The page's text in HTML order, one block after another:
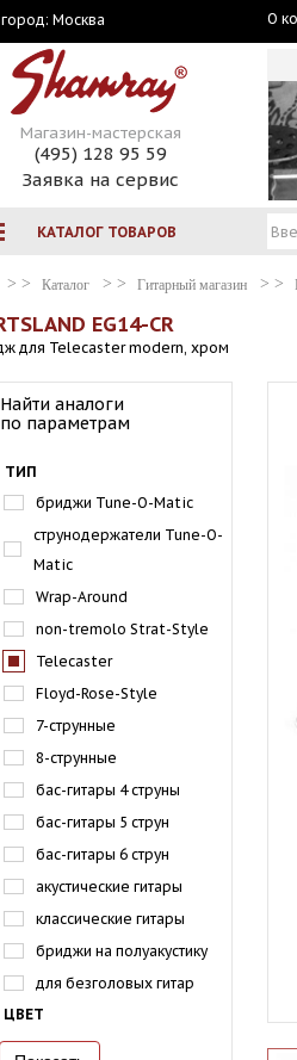
Москва О
Магазин-мастерская
(495) 128 95 59
Заявка на сервис
КАТАЛОГ ТОВАРОВ
Каталог Гитарный магазин
EG14-CR
для Telecaster modern, хром
Найти аналоги
по параметрам
ТИП
бриджи Tune-O-Matic
струнодержатели Tune-O-
Matic
Wrap-Around
non-tremolo Strat-Style
Telecaster
Floyd-Rose-Style
7-струнные
8-струнные
бас-гитары 4 струны
бас-гитары 5 струн
бас-гитары 6 струн
акустические гитары
классические гитары
бриджи на полуакустику
для безголовых гитар
ЦВЕТ